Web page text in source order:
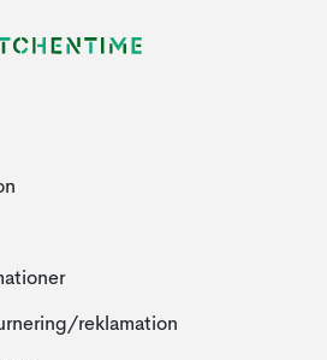
reklamation